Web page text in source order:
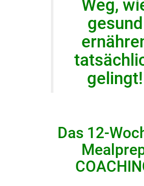
Weg,
gesund
gelingt!
Das 12-